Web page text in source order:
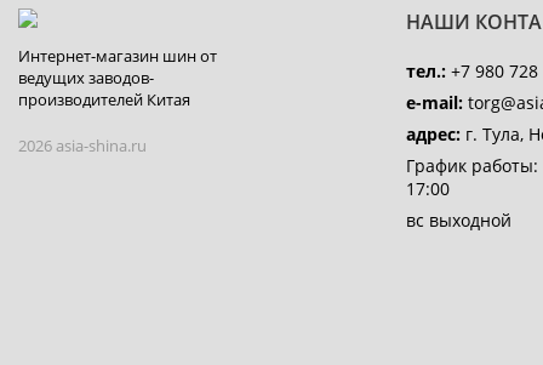
Интернет-магазин шин от
ведущих заводов-
производителей Китая
2026 asia-shina.ru
НАШИ
тел.: +7 980
e-mail:
адрес: г. Тула,
График работы:
17:00
вс выходной